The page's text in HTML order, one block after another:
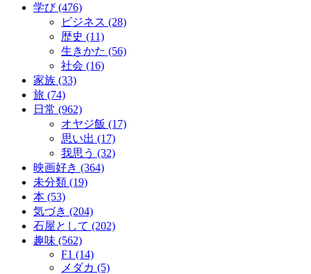
学び (476)
ビジネス (28)
歴史 (11)
生きかた (56)
社会 (16)
家族 (33)
旅 (74)
日常 (962)
オヤジ飯 (17)
思い出 (17)
我思う (32)
映画好き (364)
未分類 (19)
本 (53)
気づき (204)
石屋として (202)
趣味 (562)
F1 (14)
メダカ (5)